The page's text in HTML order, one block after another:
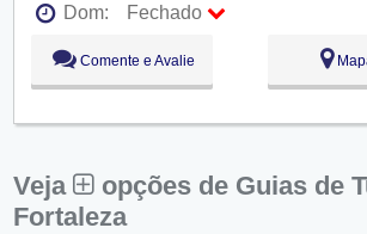
Dom:
Fechado
Seg:
Ter:
09:00 - 18:00
Qua:
09:00 - 18:00
Sex:
09:00 - 18:00
Dom:
Fechado
Comente e Avalie
Veja
opções de Guias de
Fortaleza